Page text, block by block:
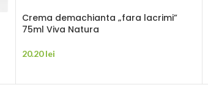
Crema demachianta „fara lacrimi”
75ml Viva Natura
20.20lei